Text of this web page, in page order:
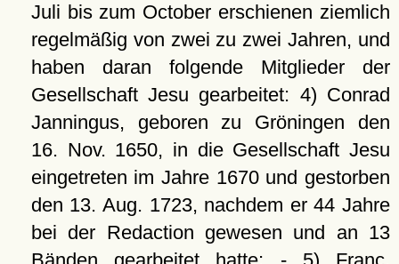
Juli bis zum October erschienen ziemlich
regelmäßig von zwei zu zwei Jahren, und
haben daran folgende Mitglieder der
Gesellschaft Jesu gearbeitet: 4) Conrad
Janningus, geboren zu Gröningen den
16. Nov. 1650, in die Gesellschaft Jesu
eingetreten im Jahre 1670 und gestorben
den 13. Aug. 1723, nachdem er 44 Jahre
bei der Redaction gewesen und an 13